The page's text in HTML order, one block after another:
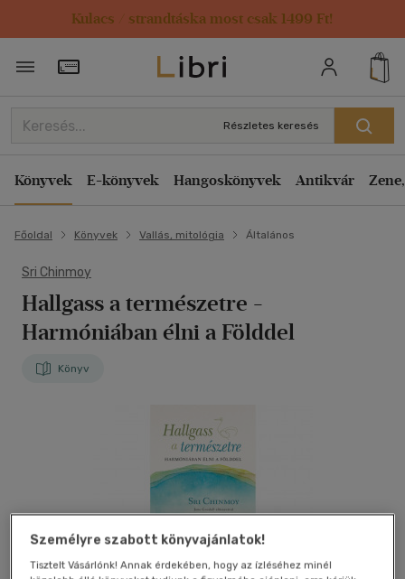
Kulacs / strandtáska most csak 1499 Ft!
Törzsvásárlói Kártya adatai
Részletes keresés
Könyvek E-könyvek Hangoskönyvek Antikvár
Főoldal Könyvek Vallás, mitológia Általános
Sri Chinmoy
Hallgass a természetre -
Harmóniában élni a Földdel
Könyv
Személyre szabott könyvajánlatok!
Tisztelt Vásárlónk! Annak érdekében, hogy az ízléséhez minél